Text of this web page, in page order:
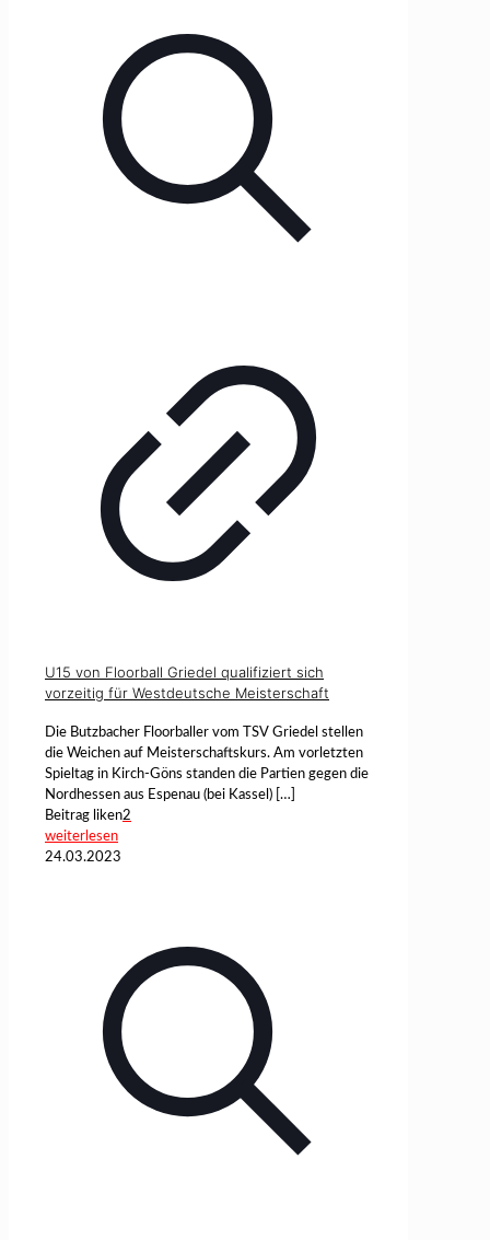
U15 von Floorball Griedel qualifiziert sich
vorzeitig für Westdeutsche Meisterschaft
Die Butzbacher Floorballer vom TSV Griedel stellen
die Weichen auf Meisterschaftskurs. Am vorletzten
Spieltag in Kirch-Göns standen die Partien gegen die
Nordhessen aus Espenau (bei Kassel) […]
Beitrag liken2
weiterlesen
24.03.2023